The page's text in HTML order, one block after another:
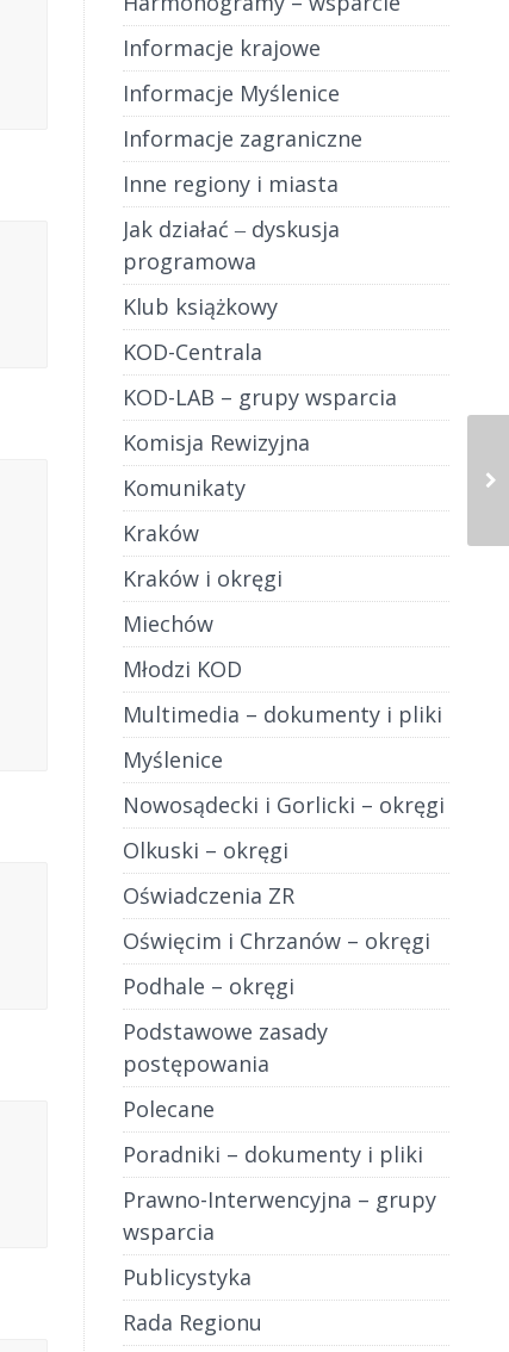
Informacje krajowe
Informacje Myślenice
Informacje zagraniczne
Inne regiony i miasta
Jak działać ‒ dyskusja
programowa
Klub książkowy
KOD-Centrala
KOD-LAB – grupy wsparcia
Komisja Rewizyjna
Komunikaty
Kraków
Kraków i okręgi
Miechów
Młodzi KOD
Multimedia – dokumenty i pliki
Myślenice
Nowosądecki i Gorlicki – okręgi
Olkuski – okręgi
Oświadczenia ZR
Oświęcim i Chrzanów – okręgi
Podhale – okręgi
Podstawowe zasady
postępowania
Polecane
Poradniki – dokumenty i pliki
Prawno-Interwencyjna – grupy
wsparcia
Publicystyka
Rada Regionu